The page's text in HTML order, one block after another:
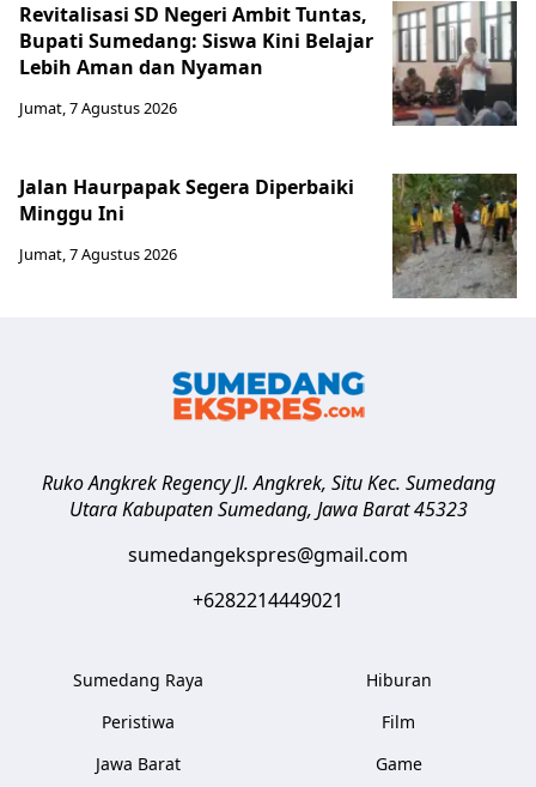
Revitalisasi SD Negeri Ambit Tuntas,
Bupati Sumedang: Siswa Kini Belajar
Lebih Aman dan Nyaman
Jumat, 7 Agustus 2026
Jalan Haurpapak Segera Diperbaiki
Minggu Ini
Jumat, 7 Agustus 2026
Ruko Angkrek Regency Jl. Angkrek, Situ Kec. Sumedang
Utara Kabupaten Sumedang, Jawa Barat 45323
sumedangekspres@gmail.com
+6282214449021
Sumedang Raya
Peristiwa
Jawa Barat
Hiburan
Film
Game